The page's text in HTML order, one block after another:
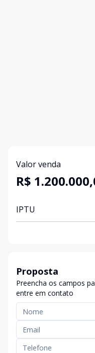
Valor venda
R$
IPTU
Proposta
Preencha os campos
entre em contato